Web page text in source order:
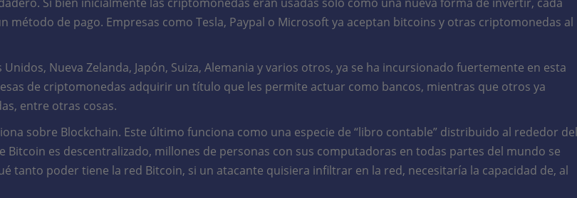
de pago. Empresas como Tesla, Paypal o Microsoft ya aceptan bitcoins y otras criptomonedas al
Unidos, Nueva Zelanda, Japón, Suiza, Alemania y varios otros, ya se ha incursionado fuertemente en esta
de criptomonedas adquirir un título que les permite actuar como bancos, mientras que otros ya
entre otras cosas.
sobre Blockchain. Este último funciona como una especie de “libro contable” distribuido al rededor del
es descentralizado, millones de personas con sus computadoras en todas partes del mundo se
tanto poder tiene la red Bitcoin, si un atacante quisiera infiltrar en la red, necesitaría la capacidad de, al